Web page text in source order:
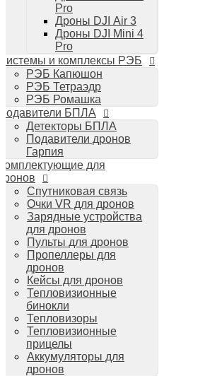
Техника Apple
Телефоны iPhone
Планшеты iPad
Компьютеры Mac
Аудиотехника
Стайлеры для волос Dyson
Пылесосы Dyson
Аудио и видео DJI
Ручные камеры
DJI Osmo Action 3
DJI Osmo Pocket 3
Стабилизаторы
DJI Osmo Mobile 6
DJI RS 3 Pro
Pro
Дроны DJI Air 3
Дроны DJI Mini 4
Pro
и комплексы РЭБ
РЭБ Капюшон
РЭБ Тетраэдр
РЭБ Ромашка
БПЛА
Детекторы БПЛА
Подавители дронов
Гарпия
для
Спутниковая связь
Очки VR для дронов
Зарядные устройства
для дронов
Пульты для дронов
Пропеллеры для
дронов
Кейсы для дронов
Тепловизионные
бинокли
Тепловизоры
Тепловизионные
прицелы
Аккумуляторы для
дронов